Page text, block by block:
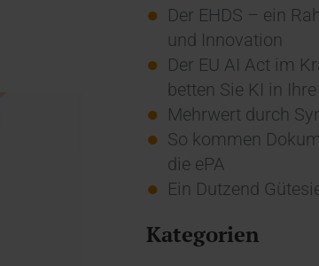
Der EHDS – ein
und Innovation
Der EU AI Act im
betten Sie KI in
Mehrwert durch
So kommen
die ePA
Ein Dutzend
Kategorien